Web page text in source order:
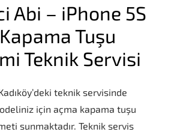
Abi – iPhone 5S
Tuşu
Teknik Servisi
teknik servisinde
için açma kapama tuşu
sunmaktadır. Teknik servis